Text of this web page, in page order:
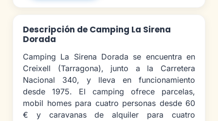
Descripción de Camping La Sirena
Dorada
Camping La Sirena Dorada se encuentra en
Creixell (Tarragona), junto a la Carretera
Nacional 340, y lleva en funcionamiento
desde 1975. El camping ofrece parcelas,
mobil homes para cuatro personas desde 60
€ y caravanas de alquiler para cuatro